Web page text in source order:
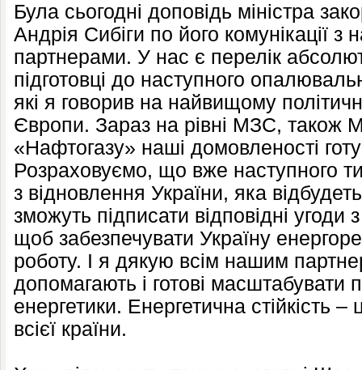
Була сьогодні доповідь міністра
Андрія Сибіги по його комунікації
партнерами. У нас є перелік
підготовці до наступного
які я говорив на найвищому
Європи. Зараз на рівні МЗС, також
«Нафтогазу» наші домовленості
Розраховуємо, що вже наступного
з відновлення України, яка
зможуть підписати відповідні
щоб забезпечувати Україну
роботу. І я дякую всім нашим
допомагають і готові масштабувати
енергетики. Енергетична стійкість
всієї країни.